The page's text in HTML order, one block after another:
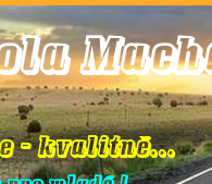
- kvalitně...